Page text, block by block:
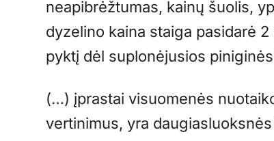
neapibrėžtumas, kainų šuolis,
dyzelino kaina staiga pasidarė
pyktį dėl suplonėjusios
(…) įprastai visuomenės
vertinimus, yra